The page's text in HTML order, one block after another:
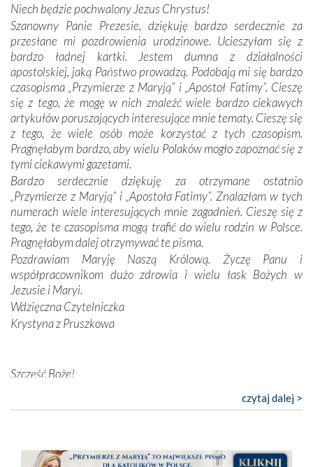
mieliśmy okazję przekonać się, że Maryja swoją opieką
otacza nie tylko nasz naród, lecz wszystkie nacje, które
się Jej ufnie oddają, a także każdą osobę, która zawierza
Jej siebie oraz swych bliskich.
Dzieje Portugalii to również historia wierności Bogu i
odstępstw, także w życiu władców. Trudne momenty w
wymiarze tak osobistym, jak i zbiorowym, przypominają o
konieczności ciągłego zabiegania o własną duszę i o łaskę
Opatrzności. Wierność przynosi pomyślność –
przynajmniej w życiu duchowym. Odstępstwo owocuje
nieszczęściem i śmiercią. Te uniwersalne prawdy
przychodziły na myśl, gdy słuchaliśmy opowieści
przewodników o portugalskich monarchach i wodzach,
zwycięskich bitwach i nieszczęśliwych losach grzesznych
kochanków.
Byli tym razem pośród Apostołów Fatimy reprezentanci
każdego spośród żyjących pokoleń. Najmłodszy uczestnik
liczył sobie 13 lat, zaś senior, pan Zdzisław – już 94.
Całe życie marzyłem, by tu przyjechać
Nasza pielgrzymka nie byłaby tak bogata w duchową treść
Oprócz zapewnienia nam możliwości codziennego
pięknych pieśni.
Niech będzie pochwalony Jezus Chrystus!
Szanowny Panie Prezesie, dziękuję bardzo serdecznie za
przesłane mi pozdrowienia urodzinowe. Ucieszyłam się z
bardzo ładnej kartki. Jestem dumna z działalności
apostolskiej, jaką Państwo prowadzą. Podobają mi się bardzo
czasopisma „Przymierze z Maryją” i „Apostoł Fatimy”. Cieszę
się z tego, że mogę w nich znaleźć wiele bardzo ciekawych
artykułów poruszających interesujące mnie tematy. Cieszę się
z tego, że wiele osób może korzystać z tych czasopism.
Pragnęłabym bardzo, aby wielu Polaków mogło zapoznać się z
tymi ciekawymi gazetami.
Bardzo serdecznie dziękuję za otrzymane ostatnio
„Przymierze z Maryją” i „Apostoła Fatimy”. Znalazłam w tych
numerach wiele interesujących mnie zagadnień. Cieszę się z
tego, że te czasopisma mogą trafić do wielu rodzin w Polsce.
Pragnęłabym dalej otrzymywać te pisma.
Pozdrawiam Maryję Naszą Królową. Życzę Panu i
współpracownikom dużo zdrowia i wielu łask Bożych w
Jezusie i Maryi.
Wdzięczna Czytelniczka
Krystyna z Pruszkowa
Szczęść Boże!
to pismo, które bardzo sobie cenię i szanuję. Redagujecie
nas prowadzi!
czytaj dalej >